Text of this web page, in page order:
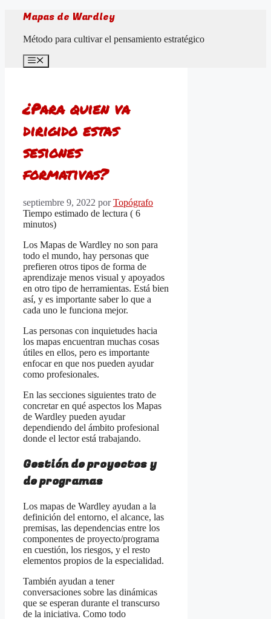
Saltar
contenido
Mapas de Wardley
Método para cultivar el pensamiento estratégico
Menú
¿Para quien va
dirigido estas
sesiones
formativas?
septiembre 9, 2022 porTopógrafo
Tiempo estimado de lectura ( 6
minutos)
Los Mapas de Wardley no son para
todo el mundo, hay personas que
prefieren otros tipos de forma de
aprendizaje menos visual y apoyados
en otro tipo de herramientas. Está bien
así, y es importante saber lo que a
cada uno le funciona mejor.
Las personas con inquietudes hacia
los mapas encuentran muchas cosas
útiles en ellos, pero es importante
enfocar en que nos pueden ayudar
como profesionales.
En las secciones siguientes trato de
concretar en qué aspectos los Mapas
de Wardley pueden ayudar
dependiendo del ámbito profesional
donde el lector está trabajando.
Gestión de proyectos y
de programas
Los mapas de Wardley ayudan a la
definición del entorno, el alcance, las
premisas, las dependencias entre los
componentes de proyecto/programa
en cuestión, los riesgos, y el resto
elementos propios de la especialidad.
También ayudan a tener
conversaciones sobre las dinámicas
que se esperan durante el transcurso
de la iniciativa. Como todo